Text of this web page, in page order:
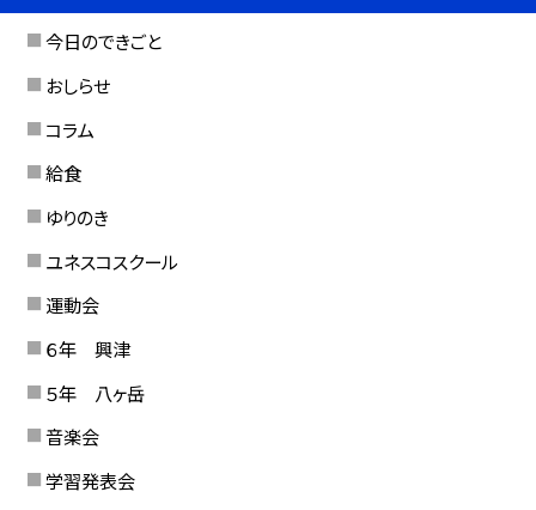
今日のできごと
おしらせ
コラム
給食
ゆりのき
ユネスコスクール
運動会
６年 興津
５年 八ヶ岳
音楽会
学習発表会